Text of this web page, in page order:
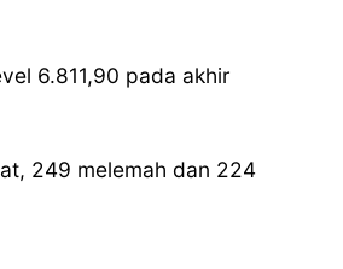
6.811,90 pada akhir
249 melemah dan 224